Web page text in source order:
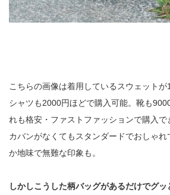
こちらの画像は着用しているスウェット
シャツも2000円ほどで購入可能。靴も
れも格安・ファストファッションで購入で
カバンがなくてもスタンダードでおしゃれ
か地味で無難な印象も。
しかしこうした柄バッグがあるだけでグッ